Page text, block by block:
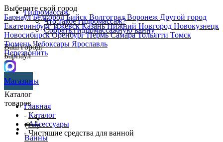
Выберите свой город
БарнаулБелгородБийск ВолгоградВоронеж Другой город
ЕкатеринбургИжевскКазаньНижний Новгород Новокузнецк
НовосибирскОренбургПермьСамараТольятти Томск
ТюменьЧебоксары Ярославль
Перезвонить
Гидромассаж
Что такое гидромассаж?
Собрать гидромассажную ванну
Ваш город:
Барнаул
Магазины
Каталог
товаров
Ванны
Главная
- Каталог
-Аксессуары
- Чистящие средства для ванной